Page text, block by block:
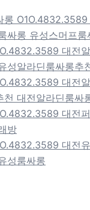
롱
싸롱 유성스머프룸
대전
성알라딘룸싸롱추
대전
천 대전알라딘룸싸
대전
방
대전
성룸싸롱